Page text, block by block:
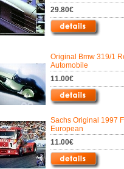
29.80€
Original Bmw 319/1
Automobile
11.00€
Sachs Original 1997
European
11.00€